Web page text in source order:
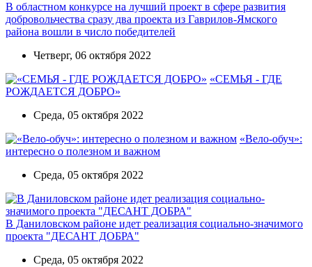
В областном конкурсе на лучший проект в сфере развития
добровольчества сразу два проекта из Гаврилов-Ямского
района вошли в число победителей
Четверг, 06 октября 2022
«СЕМЬЯ - ГДЕ
РОЖДАЕТСЯ ДОБРО»
Среда, 05 октября 2022
«Вело-обуч»:
интересно о полезном и важном
Среда, 05 октября 2022
В Даниловском районе идет реализация социально-значимого
проекта "ДЕСАНТ ДОБРА"
Среда, 05 октября 2022